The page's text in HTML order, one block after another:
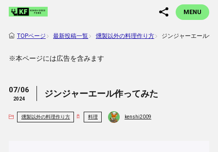
MENU
TOPページ 最新投稿一覧 燻製以外の料理作り方 ジンジャーエール作
※本ページには広告を含みます
07/06
2024
ジンジャーエール作ってみた
燻製以外の料理作り方 料理 kenshi2009